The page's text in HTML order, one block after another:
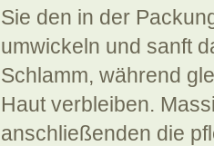
Sie den in der
umwickeln und sanft
Schlamm, während
Haut verbleiben.
anschließenden die